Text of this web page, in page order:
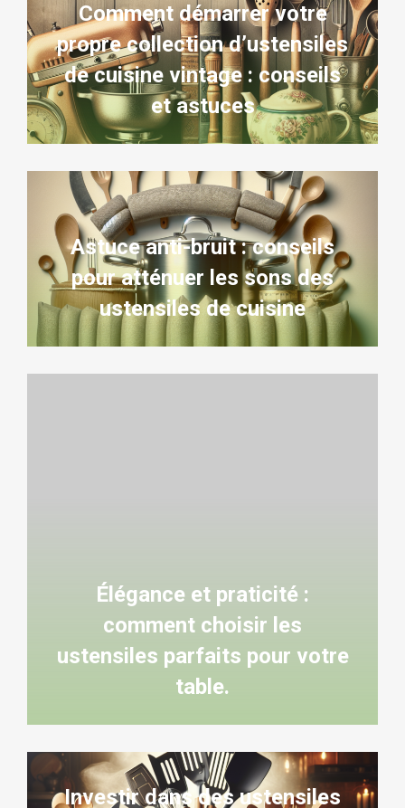
Comment démarrer votre
propre collection d’ustensiles
de cuisine vintage : conseils
et astuces
Astuce anti-bruit : conseils
pour atténuer les sons des
ustensiles de cuisine
Élégance et praticité :
comment choisir les
ustensiles parfaits pour votre
table.
Investir dans des ustensiles